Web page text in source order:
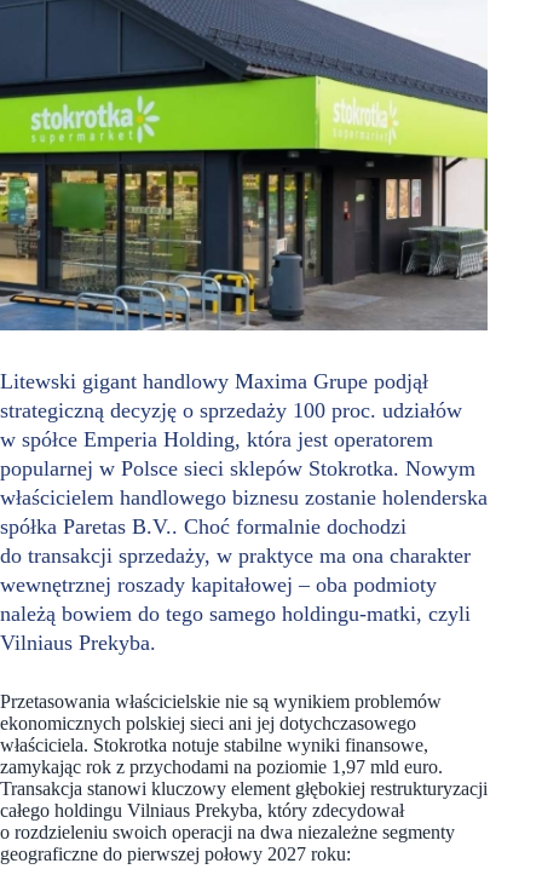
Litewski gigant handlowy Maxima Grupe podjął
strategiczną decyzję o sprzedaży 100 proc. udziałów
w spółce Emperia Holding, która jest operatorem
popularnej w Polsce sieci sklepów Stokrotka. Nowym
właścicielem handlowego biznesu zostanie holenderska
spółka Paretas B.V.. Choć formalnie dochodzi
do transakcji sprzedaży, w praktyce ma ona charakter
wewnętrznej roszady kapitałowej – oba podmioty
należą bowiem do tego samego holdingu-matki, czyli
Vilniaus Prekyba.
Przetasowania właścicielskie nie są wynikiem problemów
ekonomicznych polskiej sieci ani jej dotychczasowego
właściciela. Stokrotka notuje stabilne wyniki finansowe,
zamykając rok z przychodami na poziomie 1,97 mld euro.
Transakcja stanowi kluczowy element głębokiej restrukturyzacji
całego holdingu Vilniaus Prekyba, który zdecydował
o rozdzieleniu swoich operacji na dwa niezależne segmenty
geograficzne do pierwszej połowy 2027 roku: